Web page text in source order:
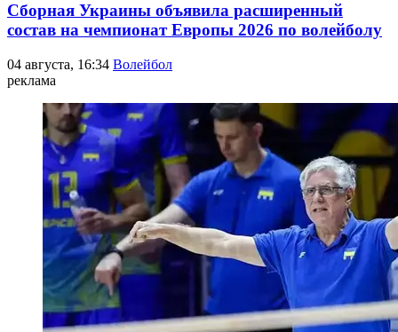
Сборная Украины объявила расширенный
состав на чемпионат Европы 2026 по волейболу
04 августа, 16:34 Волейбол
реклама